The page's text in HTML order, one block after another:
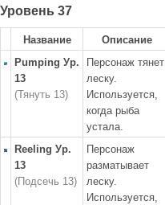
Уровень 37
Название Описание
Pumping Ур.
13
(Тянуть 13)
Персонаж тянет
леску.
Используется,
когда рыба
устала.
Reeling Ур.
13
(Подсечь 13)
Персонаж
разматывает
леску.
Используется,